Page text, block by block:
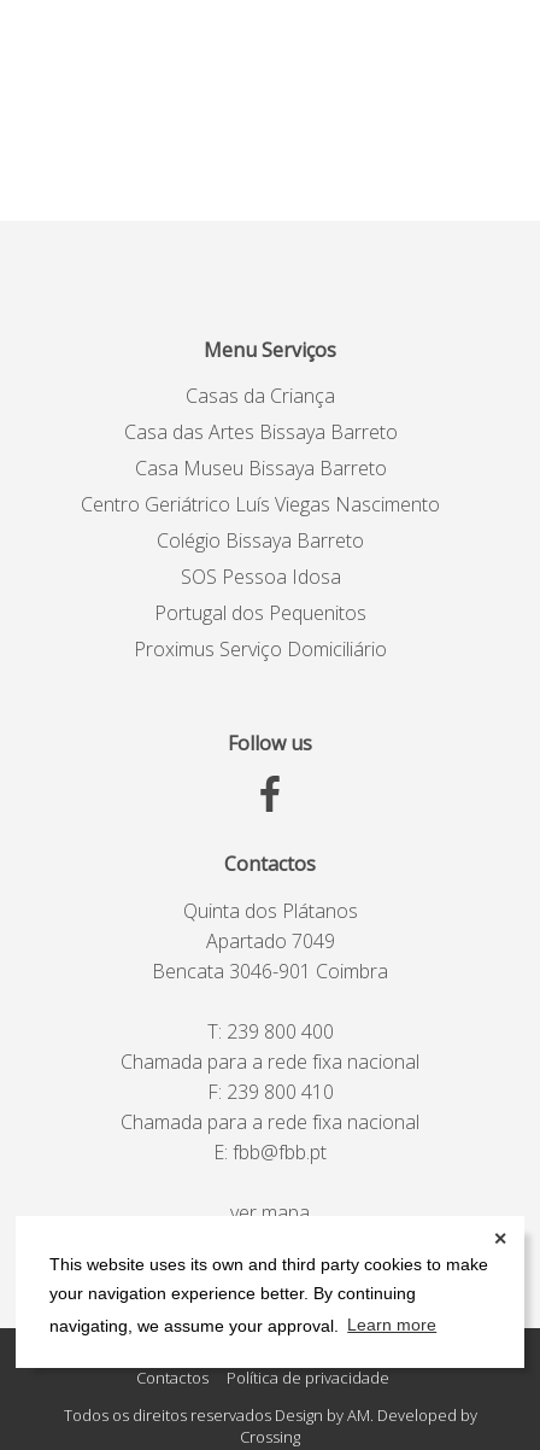
This website uses its own and third party cookies to make
your navigation experience better. By continuing
navigating, we assume your approval.
Learn more
✕
Menu Serviços
Casas da Criança
Casa das Artes Bissaya Barreto
Casa Museu Bissaya Barreto
Centro Geriátrico Luís Viegas Nascimento
Colégio Bissaya Barreto
SOS Pessoa Idosa
Portugal dos Pequenitos
Proximus Serviço Domiciliário
Follow us
Contactos
Quinta dos Plátanos
Apartado 7049
Bencata 3046-901 Coimbra
T: 239 800 400
Chamada para a rede fixa nacional
F: 239 800 410
Chamada para a rede fixa nacional
E: fbb@fbb.pt
ver mapa
Contactos
Política de privacidade
Todos os direitos reservados Design by AM. Developed by
Crossing